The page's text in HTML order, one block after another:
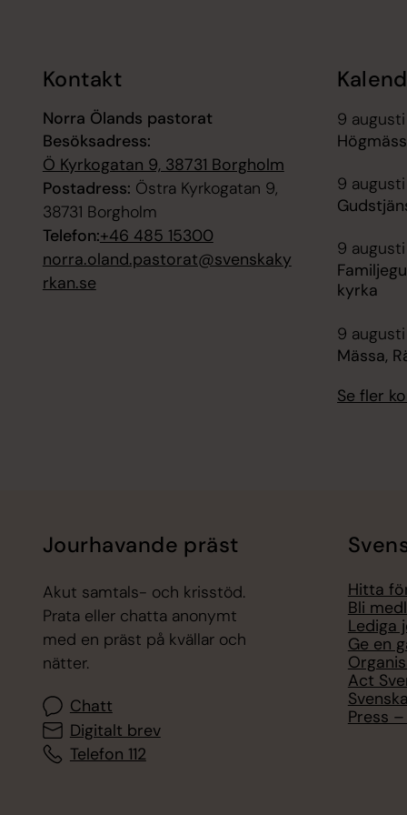
Kontakt
Norra Ölands pastorat
Besöksadress:
Ö Kyrkogatan 9, 38731 Borgholm
Postadress: Östra Kyrkogatan 9,
38731 Borgholm
Telefon:+46 485 15300
norra.oland.pastorat@svenskaky
rkan.se
9
9
9 augusti
kyrka
9 augusti
Mässa,
Se fler
Jourhavande präst
Akut samtals- och krisstöd.
Prata eller chatta anonymt
med en präst på kvällar och
nätter.
Chatt
Digitalt brev
Telefon 112
Hitta
Bli
Lediga
Ge en
Act
Press